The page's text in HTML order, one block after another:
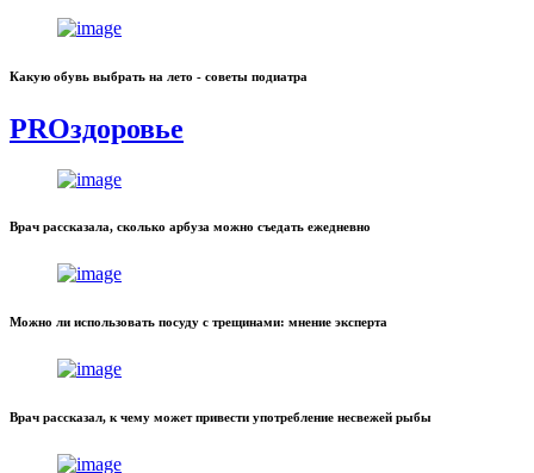
Какую обувь выбрать на лето - советы подиатра
PROздоровье
Врач рассказала, сколько арбуза можно съедать ежедневно
Можно ли использовать посуду с трещинами: мнение эксперта
Врач рассказал, к чему может привести употребление несвежей рыбы